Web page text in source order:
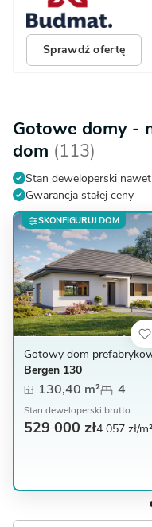
Sprawdź ofertę
Gotowe domy -
dom (113)
Stan deweloperski
Gwarancja stałej ceny
SKONFIGURUJ DOM
Gotowy dom
Bergen 130
130,40 m² 4
Stan deweloperski brutto
529 000 zł4 057 zł/m²